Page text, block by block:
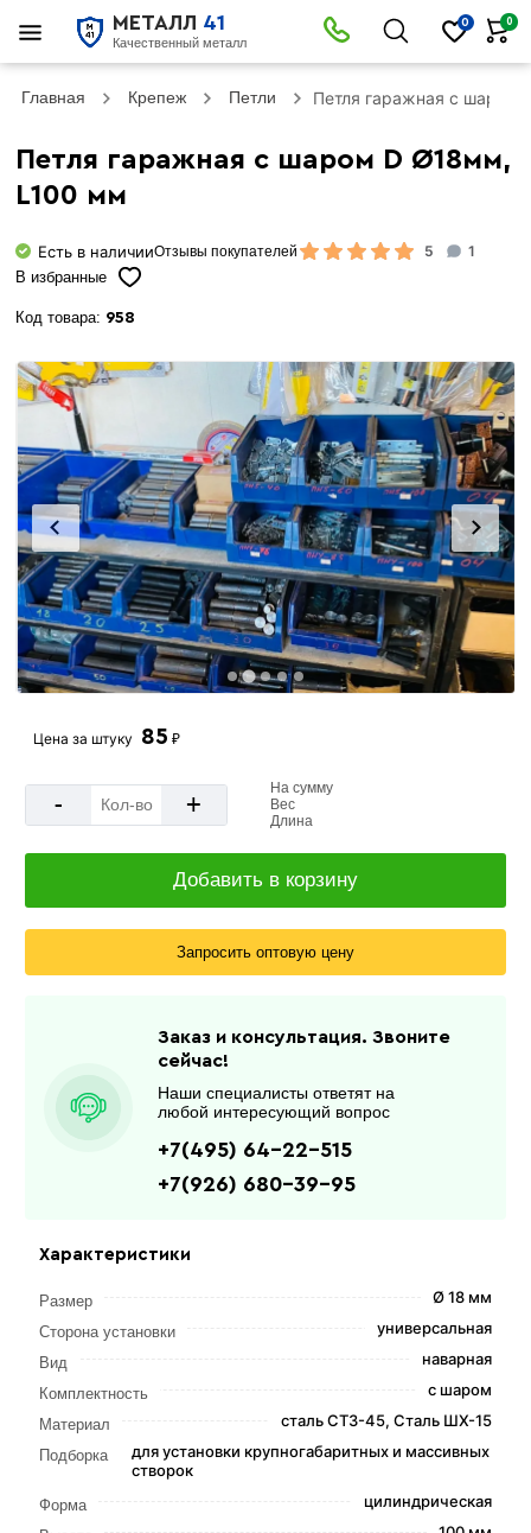
МЕТАЛЛ 41
Качественный металл
0 0
Главная Крепеж Петли Петля гаражная с
Петля гаражная с шаром D Ø18мм,
L100 мм
Есть в наличииОтзывы покупателей 5 1
В избранные
Код товара: 958
Характеристики
Размер Ø 18 мм
Сторона установки универсальная
Вид наварная
Комплектность с шаром
Материал сталь СТ3-45, Сталь ШХ-15
Подборка
для установки крупногабаритных и массивных
створок
Форма цилиндрическая
Цена за штуку 85 ₽
- +
На сумму
Вес
Длина
Добавить в корзину
Запросить оптовую цену
Заказ и консультация. Звоните
сейчас!
Наши специалисты ответят на
любой интересующий вопрос
+7(495) 64-22-515
+7(926) 680-39-95